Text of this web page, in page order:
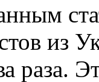
из
раза.